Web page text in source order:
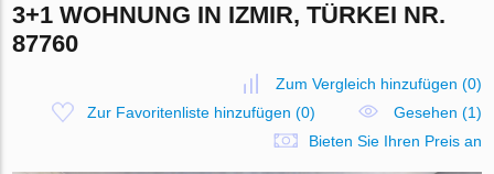
3+1 WOHNUNG IN IZMIR, TÜRKEI NR.
87760
Zum Vergleich hinzufügen (0)
Zur Favoritenliste hinzufügen (0)
Gesehen (1)
Bieten Sie Ihren Preis an